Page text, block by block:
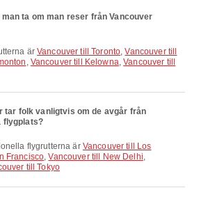
ta om man reser från Vancouver
ärVancouver till Toronto,Vancouver till
, Vancouver till Kelowna,Vancouver till
tar folk vanligtvis om de avgår från
flygplats?
flygrutterna är Vancouver till Los
Francisco,Vancouver till New Delhi,
till Tokyo